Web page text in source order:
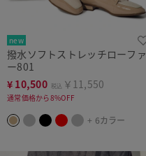
new
撥水ソフトストレッチローファ
ー801
¥ 10,500 税込 ￥11,550
通常価格から8%OFF
+ 6カラー